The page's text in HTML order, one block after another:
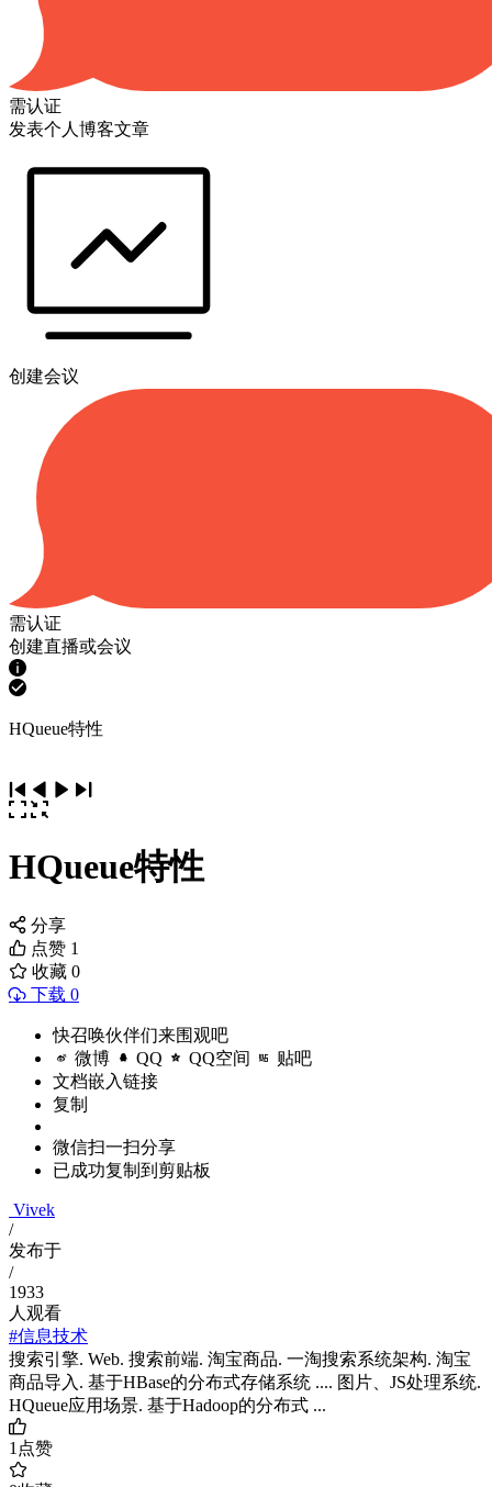
需认证
发表个人博客文章
创建会议
需认证
创建直播或会议
HQueue特性
HQueue特性
分享
点赞 1
收藏 0
下载 0
快召唤伙伴们来围观吧
微博 QQ QQ空间 贴吧
文档嵌入链接
复制
微信扫一扫分享
已成功复制到剪贴板
Vivek
/
发布于
/
1933
人观看
#信息技术
搜索引擎. Web. 搜索前端. 淘宝商品. 一淘搜索系统架构. 淘宝
商品导入. 基于HBase的分布式存储系统 .... 图片、JS处理系统.
HQueue应用场景. 基于Hadoop的分布式 ...
1点赞